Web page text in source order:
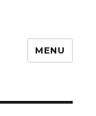
MENU